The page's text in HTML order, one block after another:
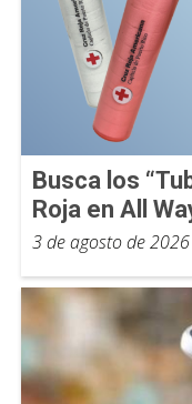
Busca los
Roja en All
3 de agosto de 2026